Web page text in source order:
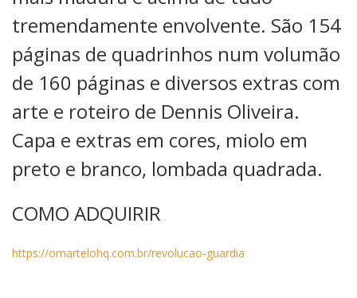
tremendamente envolvente. São 154
páginas de quadrinhos num volumão
de 160 páginas e diversos extras com
arte e roteiro de Dennis Oliveira.
Capa e extras em cores, miolo em
preto e branco, lombada quadrada.
COMO ADQUIRIR
https://omartelohq.com.br/revolucao-guardia